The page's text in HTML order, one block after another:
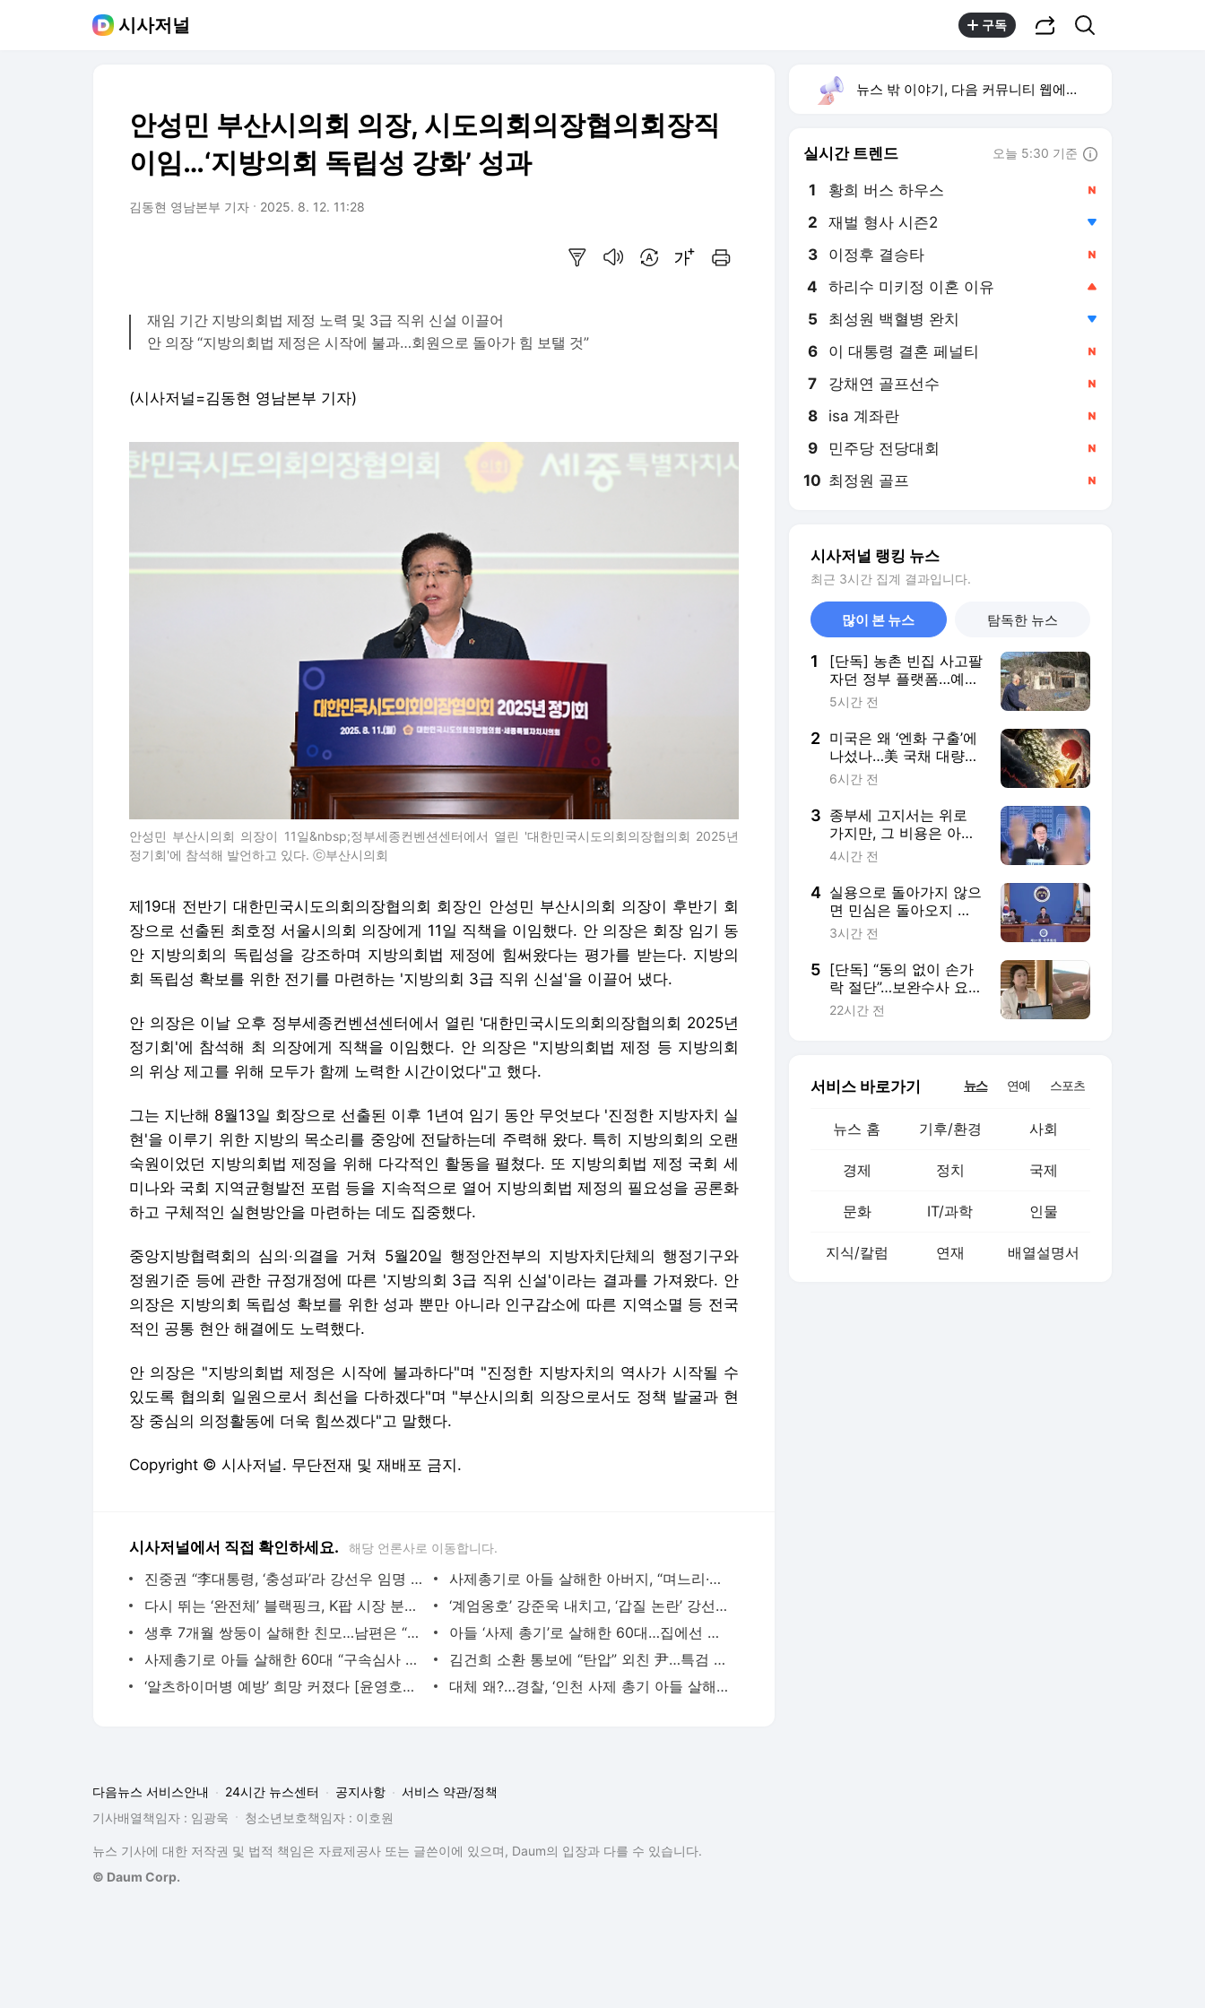
시사저널 구독
안성민 부산시의회 의장, 시도의회의장협의회장직
이임…‘지방의회 독립성 강화’ 성과
김동현 영남본부 기자 2025. 8. 12. 11:28
재임 기간 지방의회법 제정 노력 및 3급 직위 신설 이끌어
안 의장 “지방의회법 제정은 시작에 불과…회원으로 돌아가 힘 보탤 것”
(시사저널=김동현 영남본부 기자)
안성민 부산시의회 의장이 11일&nbsp;정부세종컨벤션센터에서 열린 '대한민국시도의회의장협의회 2025년
정기회'에 참석해 발언하고 있다. ⓒ부산시의회
제19대 전반기 대한민국시도의회의장협의회 회장인 안성민 부산시의회 의장이 후반기 회
장으로 선출된 최호정 서울시의회 의장에게 11일 직책을 이임했다. 안 의장은 회장 임기 동
안 지방의회의 독립성을 강조하며 지방의회법 제정에 힘써왔다는 평가를 받는다. 지방의
회 독립성 확보를 위한 전기를 마련하는 '지방의회 3급 직위 신설'을 이끌어 냈다.
안 의장은 이날 오후 정부세종컨벤션센터에서 열린 '대한민국시도의회의장협의회 2025년
정기회'에 참석해 최 의장에게 직책을 이임했다. 안 의장은 "지방의회법 제정 등 지방의회
의 위상 제고를 위해 모두가 함께 노력한 시간이었다"고 했다.
그는 지난해 8월13일 회장으로 선출된 이후 1년여 임기 동안 무엇보다 '진정한 지방자치 실
현'을 이루기 위한 지방의 목소리를 중앙에 전달하는데 주력해 왔다. 특히 지방의회의 오랜
숙원이었던 지방의회법 제정을 위해 다각적인 활동을 펼쳤다. 또 지방의회법 제정 국회 세
미나와 국회 지역균형발전 포럼 등을 지속적으로 열어 지방의회법 제정의 필요성을 공론화
하고 구체적인 실현방안을 마련하는 데도 집중했다.
중앙지방협력회의 심의‧의결을 거쳐 5월20일 행정안전부의 지방자치단체의 행정기구와
정원기준 등에 관한 규정개정에 따른 '지방의회 3급 직위 신설'이라는 결과를 가져왔다. 안
의장은 지방의회 독립성 확보를 위한 성과 뿐만 아니라 인구감소에 따른 지역소멸 등 전국
적인 공통 현안 해결에도 노력했다.
안 의장은 "지방의회법 제정은 시작에 불과하다"며 "진정한 지방자치의 역사가 시작될 수
있도록 협의회 일원으로서 최선을 다하겠다"며 "부산시의회 의장으로서도 정책 발굴과 현
장 중심의 의정활동에 더욱 힘쓰겠다"고 말했다.
Copyright © 시사저널. 무단전재 및 재배포 금지.
시사저널에서 직접 확인하세요. 해당 언론사로 이동합니다.
진중권 “李대통령, ‘충성파’라 강선우 임명 강행…민심 이반 부를 것” - 시사저널
사제총기로 아들 살해한 아버지, “며느리·손주도 살해하려 했다” - 시사저널
다시 뛰는 ‘완전체’ 블랙핑크, K팝 시장 분홍빛으로 물들인다 - 시사저널
‘계엄옹호’ 강준욱 내치고, ‘갑질 논란’ 강선우 임명 강행…이재명식 실용인사? - 시사저널
생후 7개월 쌍둥이 살해한 친모…남편은 “내 탓”이라며 선처 호소 - 시사저널
아들 ‘사제 총기’로 살해한 60대…집에선 폭발물 15개 쏟아졌다 - 시사저널
사제총기로 아들 살해한 60대 “구속심사 출석하기 싫다” - 시사저널
김건희 소환 통보에 “탄압” 외친 尹…특검 “논박할 가치 없다” - 시사저널
‘알츠하이머병 예방’ 희망 커졌다 [윤영호의 똑똑한 헬싱] - 시사저널
대체 왜?…경찰, ‘인천 사제 총기 아들 살해’ 사건에 프로파일러 투입 - 시사저널
뉴스 밖 이야기, 다음 커뮤니티 웹에서 보기
실시간 트렌드 오늘 5:30 기준
1 황희 버스 하우스
2 재벌 형사 시즌2
3 이정후 결승타
4 하리수 미키정 이혼 이유
5 최성원 백혈병 완치
6 이 대통령 결혼 페널티
7 강채연 골프선수
8 isa 계좌란
9 민주당 전당대회
10 최정원 골프
시사저널 랭킹 뉴스
최근 3시간 집계 결과입니다.
많이 본 뉴스 탐독한 뉴스
1
[단독] 농촌 빈집 사고팔
자던 정부 플랫폼…예산
도 거래도 ‘텅텅’ [결산대
5시간 전
2 미국은 왜 ‘엔화 구출’에
나섰나…美 국채 대량
매도 막기
6시간 전
3 종부세 고지서는 위로
가지만, 그 비용은 아래
로 온다 [하헌기의 콘텍
4시간 전
4 실용으로 돌아가지 않으
면 민심은 돌아오지 않
는다 [쓴소리 곧은소리]
3시간 전
5 [단독] “동의 없이 손가
락 절단”…보완수사 요구
에도 대질조사 안 한 경
22시간 전
서비스 바로가기 뉴스 연예 스포츠
뉴스 홈 기후/환경 사회
경제 정치 국제
문화 IT/과학 인물
지식/칼럼 연재 배열설명서
다음뉴스 서비스안내 24시간 뉴스센터 공지사항
서비스 약관/정책
기사배열책임자 : 임광욱
청소년보호책임자 : 이호원
뉴스 기사에 대한 저작권 및 법적 책임은 자료제공사 또는 글쓴이에 있으며, Daum의 입장과 다를 수 있습니다.
© Daum Corp.